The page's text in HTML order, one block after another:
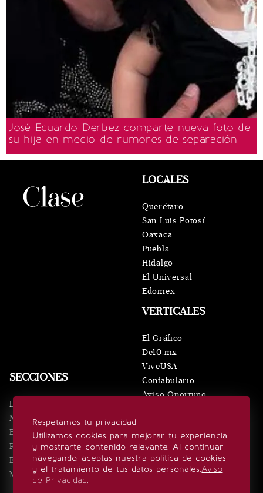
José Eduardo Derbez comparte nueva foto de
su hija en medio de rumores de separación
Respetamos tu privacidad
Utilizamos cookies para mejorar tu experiencia
y mostrarte contenido relevante. Al continuar
navegando, aceptas nuestra política de cookies
y el tratamiento de tus datos personales.Aviso
de Privacidad.
SECCIONES
Inicio
Noticias
Eventos
Realeza
Estilo de vida
Minuto x Minuto
VERTICALES
El Gráfico
De10.mx
ViveUSA
Confabulario
Aviso Oportuno
LOCALES
Querétaro
San Luis Potosí
Oaxaca
Puebla
Hidalgo
El Universal
Edomex
SÍGUENOS